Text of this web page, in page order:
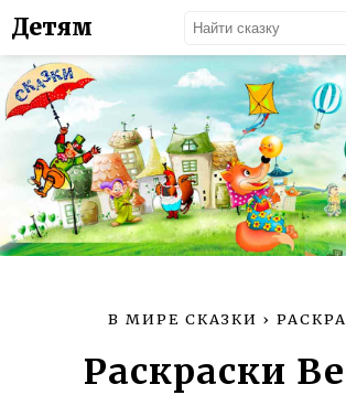
Детям
В МИРЕ СКАЗКИ ›
Раскраски